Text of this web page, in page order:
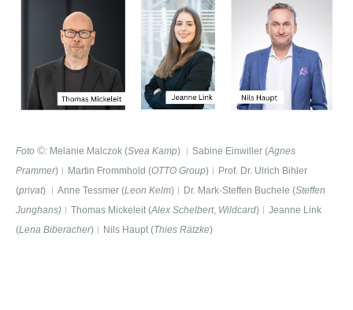
Foto ©: Melanie Malczok (Svea Kamp) ︱Sabine Einwiller (Agnes
Prammer)︱Martin Frommhold (OTTO Group)︱ Prof. Dr. Ulrich Bihler
(privat) ︱Anne Tessmer (Leon Kelm)︱Dr. Mark-Steffen Buchele (Steffen
Junghans) ︱Thomas Mickeleit (Alex Schelbert, Wildcard)︱Jeanne Link
(Lena Biberacher)︱ Nils Haupt (Thies Rätzke)